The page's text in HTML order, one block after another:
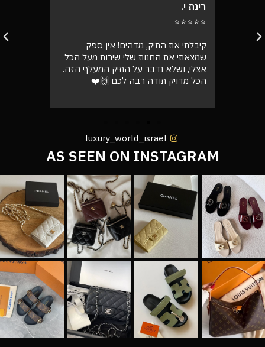
רינת י.
⭐⭐⭐⭐⭐
קיבלתי את התיק, מדהים! אין ספק
שמצאתי את החנות שלי שירות מעל הכל
אצלי, ושלא נדבר על התיק המעלף הזה.
הכל מדויק תודה רבה לכם 🙌❤️
luxury_world_israel
AS SEEN ON INSTAGRAM